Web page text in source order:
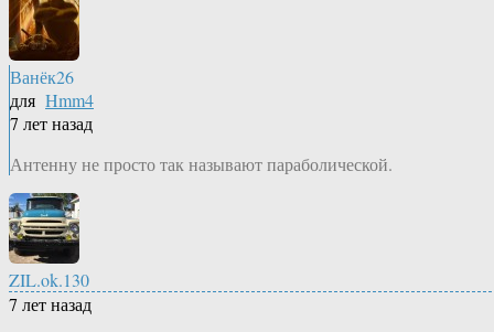
Ванёк26
для Hmm4
7 лет назад
Антенну не просто так называют параболической.
ZIL.ok.130
7 лет назад